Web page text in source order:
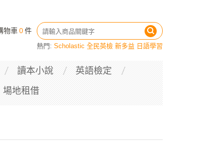
物車 0件
熱門: Scholastic 全民英檢 新多益 日語學習
讀本小說
英語檢定
場地租借